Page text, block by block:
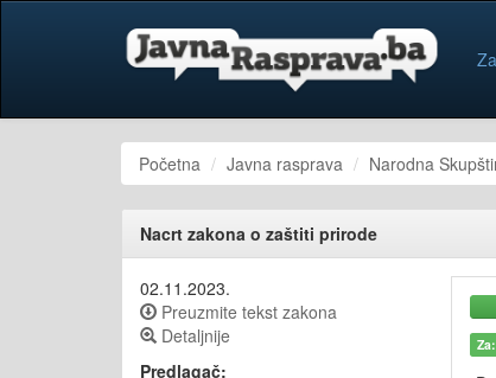
Početna Javna rasprava Narodna
Nacrt zakona o zaštiti prirode
02.11.2023.
Preuzmite tekst zakona
Detaljnije
Predlagač: